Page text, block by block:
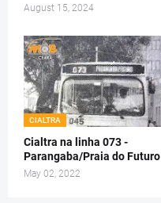
August 15, 2024
CIALTRA
Cialtra na linha 073 -
Parangaba/Praia do Futuro
May 02, 2022